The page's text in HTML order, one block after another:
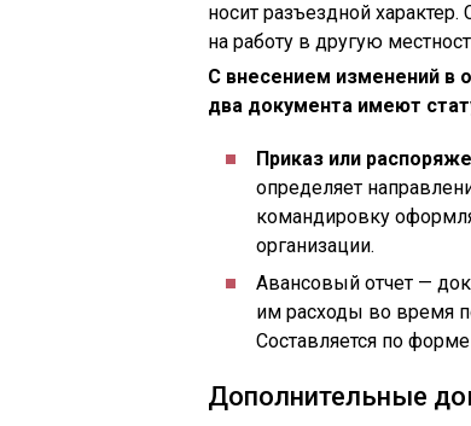
носит разъездной
на работу в другую
С внесением изменений в
два документа имеют
Приказ или
определяет
командировку
организации.
Авансовый отчет —
им расходы во время
Составляется по
Дополнительные